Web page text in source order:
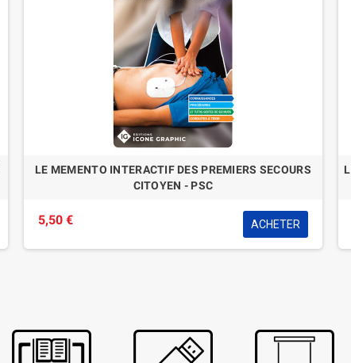
LE LIVRE DU SAUVETEUR AQUATIQUE - B.N.S.S.A.
ACHETER